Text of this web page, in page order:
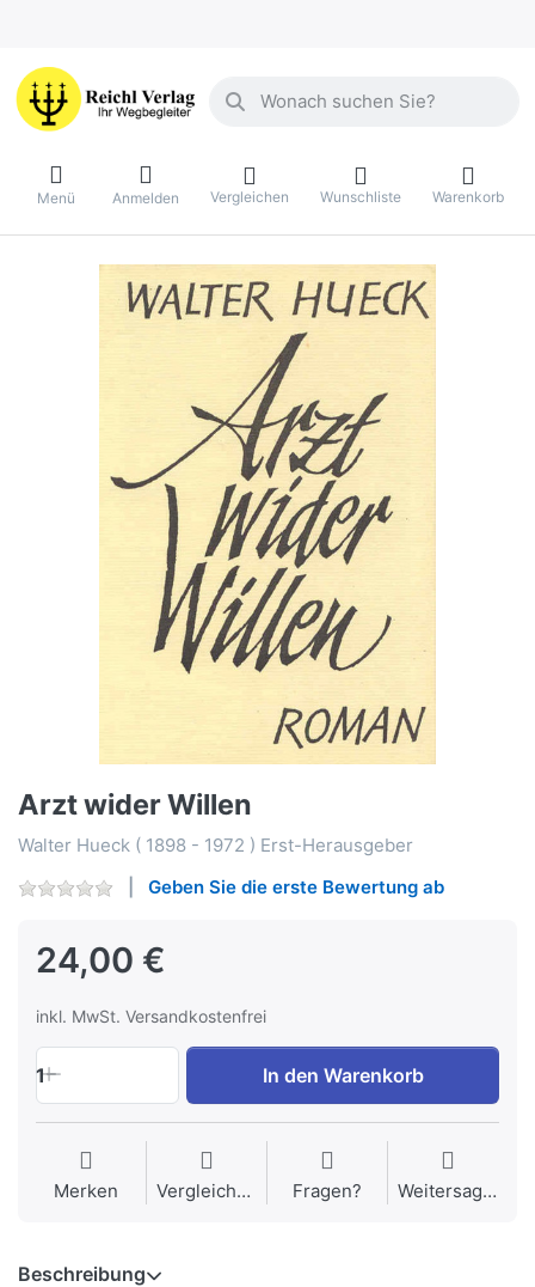
Geben Sie einen Suchbegriff ein.
Menü Anmelden Vergleichen Wunschliste Warenkorb
Arzt wider Willen
Walter Hueck ( 1898 - 1972 ) Erst-Herausgeber
Geben Sie die erste Bewertung ab
24,00 €
inkl. MwSt. Versandkostenfrei
1 In den Warenkorb
Merken Vergleichen Fragen? Weitersagen
Beschreibung